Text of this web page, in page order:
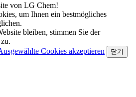
von LG Chem!
um Ihnen ein bestmögliches
bleiben, stimmen Sie der
Cookies akzeptieren 닫기